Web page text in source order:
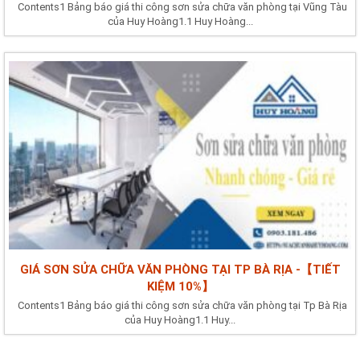
Contents1 Bảng báo giá thi công sơn sửa chữa văn phòng tại Vũng Tàu
của Huy Hoàng1.1 Huy Hoàng...
GIÁ SƠN SỬA CHỮA VĂN PHÒNG TẠI TP BÀ RỊA -【TIẾT
KIỆM 10%】
Contents1 Bảng báo giá thi công sơn sửa chữa văn phòng tại Tp Bà Rịa
của Huy Hoàng1.1 Huy...